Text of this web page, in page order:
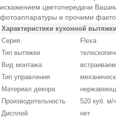
искажением цветопередачи
фотоаппаратуры и прочими
Характеристики кухонной вытяжки
Серия
Flexa
Тип вытяжки
Вид монтажа
Тип управления
Материал декора
Производительность
520 куб. м/ч
Дисплей
нет